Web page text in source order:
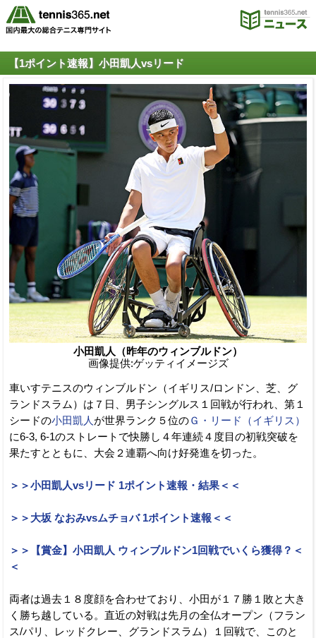
【1ポイント速報】小田凱人vsリード
小田凱人（昨年のウィンブルドン）
画像提供:ゲッティイメージズ
車いすテニスのウィンブルドン（イギリス/ロンドン、芝、グ
ランドスラム）は７日、男子シングルス１回戦が行われ、第１
シードの小田凱人 が世界ランク５位のＧ・リード（イギリス）
に6-3, 6-1のストレートで快勝し４年連続４度目の初戦突破を
果たすとともに、大会２連覇へ向け好発進を切った。
＞＞小田凱人vsリード 1ポイント速報・結果＜＜
＞＞大坂 なおみvsムチョバ 1ポイント速報＜＜
＞＞【賞金】小田凱人 ウィンブルドン1回戦でいくら獲得？＜
＜
両者は過去１８度顔を合わせており、小田が１７勝１敗と大き
く勝ち越している。直近の対戦は先月の全仏オープン（フラン
ス/パリ、レッドクレー、グランドスラム）１回戦で、このと